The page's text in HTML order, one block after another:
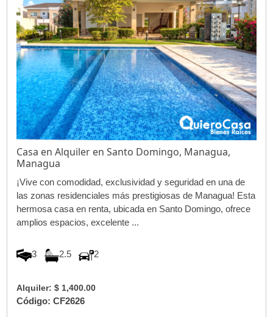
Casa en Alquiler en Santo Domingo, Managua,
Managua
¡Vive con comodidad, exclusividad y seguridad en una de
las zonas residenciales más prestigiosas de Managua! Esta
hermosa casa en renta, ubicada en Santo Domingo, ofrece
amplios espacios, excelente ...
3 2.5 2
Alquiler: $ 1,400.00
Código: CF2626